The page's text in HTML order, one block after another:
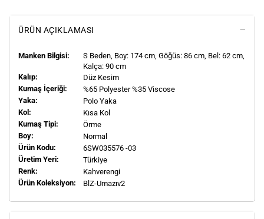
ÜRÜN AÇIKLAMASI
Manken Bilgisi: S Beden, Boy: 174 cm, Göğüs: 86 cm, Bel: 62 cm,
Kalça: 90 cm
Kalıp:
Düz Kesim
Kumaş İçeriği:
%65 Polyester %35 Viscose
Yaka:
Polo Yaka
Kol:
Kısa Kol
Kumaş Tipi:
Örme
Boy:
Normal
Ürün Kodu:
6SW035576 -03
Üretim Yeri:
Türkiye
Renk:
Kahverengi
Ürün Koleksiyon:
BlZ-Umazıv2